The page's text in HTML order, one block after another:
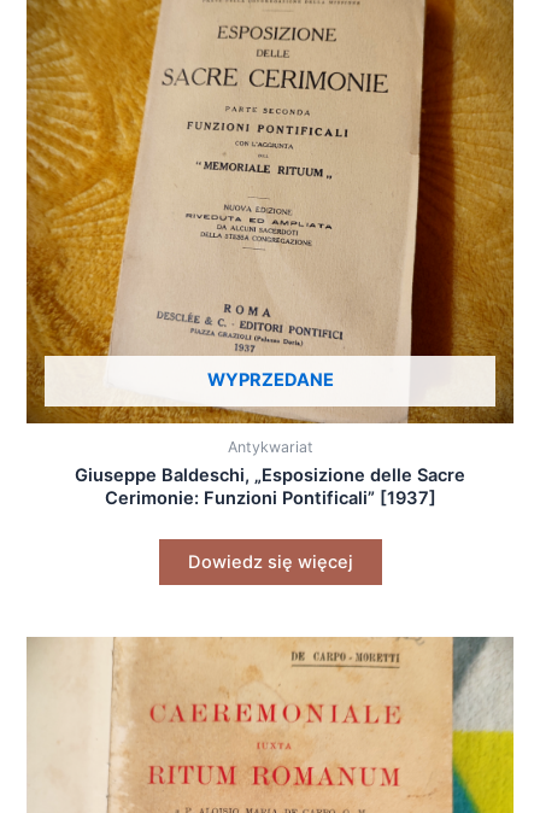
WYPRZEDANE
Antykwariat
Giuseppe Baldeschi, „Esposizione delle Sacre
Cerimonie: Funzioni Pontificali” [1937]
Dowiedz się więcej